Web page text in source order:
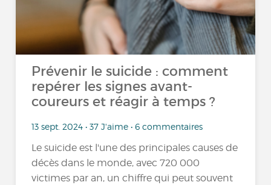
Prévenir le suicide : comment
repérer les signes avant-
coureurs et réagir à temps ?
13 sept. 2024 • 37 J'aime • 6 commentaires
Le suicide est l'une des principales causes de
décès dans le monde, avec 720 000
victimes par an, un chiffre qui peut souvent